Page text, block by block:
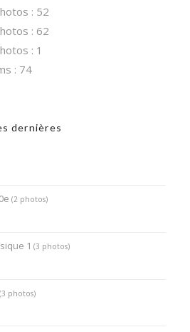
: 52
: 62
: 1
: 74
dernières
(2 photos)
1 (3 photos)
(3 photos)